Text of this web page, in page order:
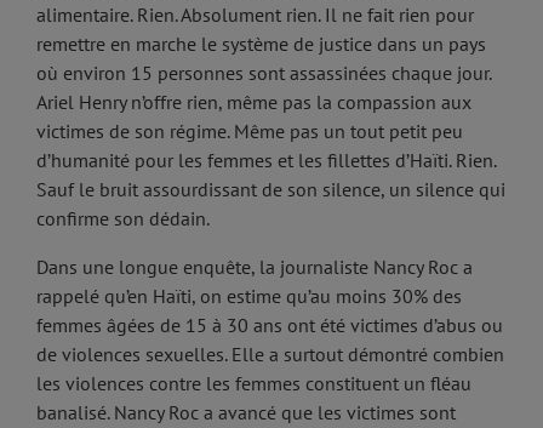
alimentaire. Rien. Absolument rien. Il ne fait rien pour
remettre en marche le système de justice dans un pays
où environ 15 personnes sont assassinées chaque jour.
Ariel Henry n’offre rien, même pas la compassion aux
victimes de son régime. Même pas un tout petit peu
d’humanité pour les femmes et les fillettes d’Haïti. Rien.
Sauf le bruit assourdissant de son silence, un silence qui
confirme son dédain.
Dans une longue enquête, la journaliste Nancy Roc a
rappelé qu’en Haïti, on estime qu’au moins 30% des
femmes âgées de 15 à 30 ans ont été victimes d’abus ou
de violences sexuelles. Elle a surtout démontré combien
les violences contre les femmes constituent un fléau
banalisé. Nancy Roc a avancé que les victimes sont